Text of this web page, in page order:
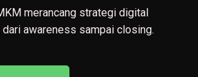
merancang strategi digital
dari awareness sampai closing.